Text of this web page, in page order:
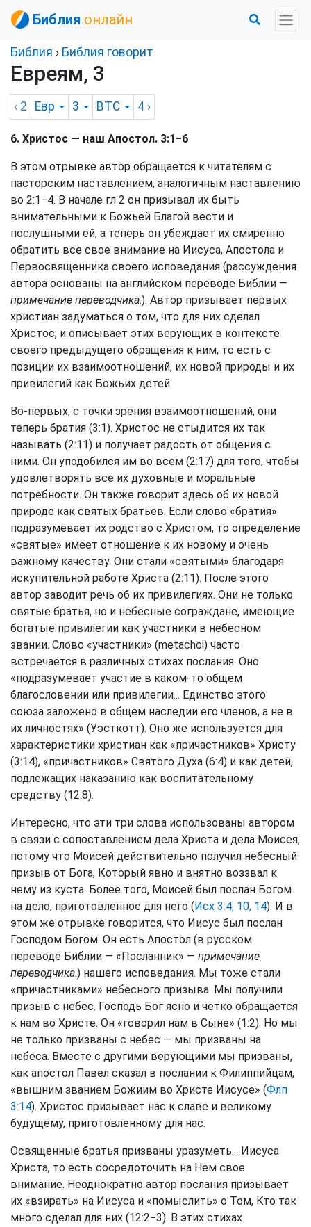
Библия онлайн
Библия › Библия говорит
Евреям, 3
‹ 2 Евр 3 BTC 4 ›
6. Христос — наш Апостол. 3:1−6
В этом отрывке автор обращается к читателям с
пасторским наставлением, аналогичным наставлению
во 2:1−4. В начале гл 2 он призывал их быть
внимательными к Божьей Благой вести и
послушными ей, а теперь он убеждает их смиренно
обратить все свое внимание на Иисуса, Апостола и
Первосвященника своего исповедания (рассуждения
автора основаны на английском переводе Библии —
примечание переводчика.). Автор призывает первых
христиан задуматься о том, что для них сделал
Христос, и описывает этих верующих в контексте
своего предыдущего обращения к ним, то есть с
позиции их взаимоотношений, их новой природы и их
привилегий как Божьих детей.
Во-первых, с точки зрения взаимоотношений, они
теперь братия (3:1). Христос не стыдится их так
называть (2:11) и получает радость от общения с
ними. Он уподобился им во всем (2:17) для того, чтобы
удовлетворять все их духовные и моральные
потребности. Он также говорит здесь об их новой
природе как святых братьев. Если слово «братия»
подразумевает их родство с Христом, то определение
«святые» имеет отношение к их новому и очень
важному качеству. Они стали «святыми» благодаря
искупительной работе Христа (2:11). После этого
автор заводит речь об их привилегиях. Они не только
святые братья, но и небесные сограждане, имеющие
богатые привилегии как участники в небесном
звании. Слово «участники» (metachoi) часто
встречается в различных стихах послания. Оно
«подразумевает участие в каком-то общем
благословении или привилегии... Единство этого
союза заложено в общем наследии его членов, а не в
их личностях» (Уэсткотт). Оно же используется для
характеристики христиан как «причастников» Христу
(3:14), «причастников» Святого Духа (6:4) и как детей,
подлежащих наказанию как воспитательному
средству (12:8).
Интересно, что эти три слова использованы автором
в связи с сопоставлением дела Христа и дела Моисея,
потому что Моисей действительно получил небесный
призыв от Бога, Который явно и внятно воззвал к
нему из куста. Более того, Моисей был послан Богом
на дело, приготовленное для него (Исх 3:4, 10, 14). И в
этом же отрывке говорится, что Иисус был послан
Господом Богом. Он есть Апостол (в русском
переводе Библии — «Посланник» — примечание
переводчика.) нашего исповедания. Мы тоже стали
«причастниками» небесного призыва. Мы получили
призыв с небес. Господь Бог ясно и четко обращается
к нам во Христе. Он «говорил нам в Сыне» (1:2). Но мы
не только призваны с небес — мы призваны на
небеса. Вместе с другими верующими мы призваны,
как апостол Павел сказал в послании к Филиппийцам,
«вышним званием Божиим во Христе Иисусе» (Флп
3:14). Христос призывает нас к славе и великому
будущему, приготовленному для нас.
Освященные братья призваны уразуметь... Иисуса
Христа, то есть сосредоточить на Нем свое
внимание. Неоднократно автор послания призывает
их «взирать» на Иисуса и «помыслить» о Том, Кто так
много сделал для них (12:2−3). В этих стихах